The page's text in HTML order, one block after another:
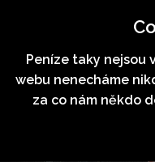
contentPeníze taky nejsou
webu nenecháme
za co nám někdo